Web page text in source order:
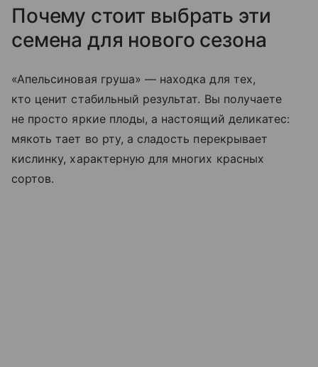
Почему стоит выбрать эти
семена для нового сезона
«Апельсиновая груша» — находка для тех,
кто ценит стабильный результат. Вы получаете
не просто яркие плоды, а настоящий деликатес:
мякоть тает во рту, а сладость перекрывает
кислинку, характерную для многих красных
сортов.